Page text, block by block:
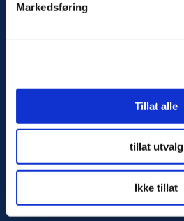
Markedsføring
Tillat alle
tillat utvalg
Ikke tillat
Kilengaten 15b, 3117 Tønsberg
Tlf: 33 30 99 40